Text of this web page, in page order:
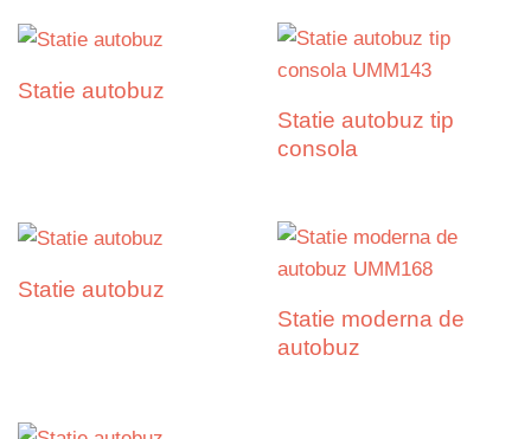
Statie autobuz
Statie autobuz tip
consola
Statie autobuz
Statie moderna de
autobuz